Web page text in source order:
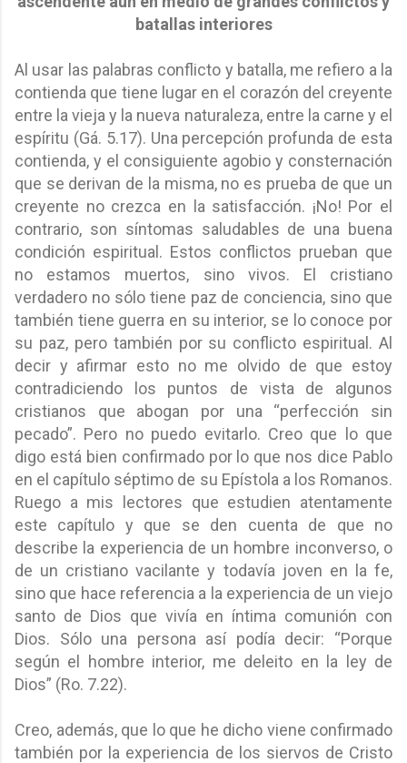
batallas interiores
Al usar las palabras conflicto y batalla, me refiero a la
contienda que tiene lugar en el corazón del creyente
entre la vieja y la nueva naturaleza, entre la carne y el
espíritu (Gá. 5.17). Una percepción profunda de esta
contienda, y el consiguiente agobio y consternación
que se derivan de la misma, no es prueba de que un
creyente no crezca en la satisfacción. ¡No! Por el
contrario, son síntomas saludables de una buena
condición espiritual. Estos conflictos prueban que
no estamos muertos, sino vivos. El cristiano
verdadero no sólo tiene paz de conciencia, sino que
también tiene guerra en su interior, se lo conoce por
su paz, pero también por su conflicto espiritual. Al
decir y afirmar esto no me olvido de que estoy
contradiciendo los puntos de vista de algunos
cristianos que abogan por una “perfección sin
pecado”. Pero no puedo evitarlo. Creo que lo que
digo está bien confirmado por lo que nos dice Pablo
en el capítulo séptimo de su Epístola a los Romanos.
Ruego a mis lectores que estudien atentamente
este capítulo y que se den cuenta de que no
describe la experiencia de un hombre inconverso, o
de un cristiano vacilante y todavía joven en la fe,
sino que hace referencia a la experiencia de un viejo
santo de Dios que vivía en íntima comunión con
Dios. Sólo una persona así podía decir: “Porque
según el hombre interior, me deleito en la ley de
Dios” (Ro. 7.22).
Creo, además, que lo que he dicho viene confirmado
también por la experiencia de los siervos de Cristo